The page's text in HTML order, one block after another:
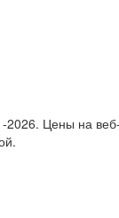
2026. Цены на